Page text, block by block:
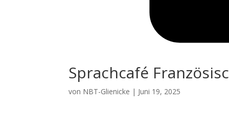
Sprachcafé
von NBT-Glienicke | Juni 19, 2025